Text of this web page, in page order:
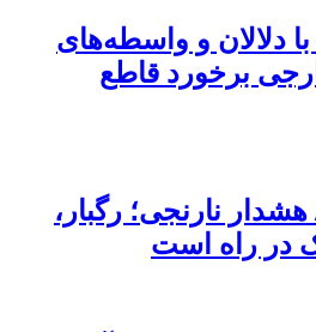
دلالان و واسطه‌های
برخورد قاطع
نارنجی؛ رگبار،
در راه است